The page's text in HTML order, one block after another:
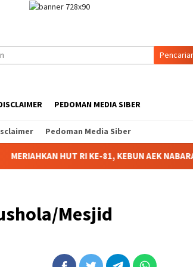
PEDOMAN MEDIA SIBER
Pedoman Media Siber
NABARA SELATAN RESMI GELAR
Mesjid